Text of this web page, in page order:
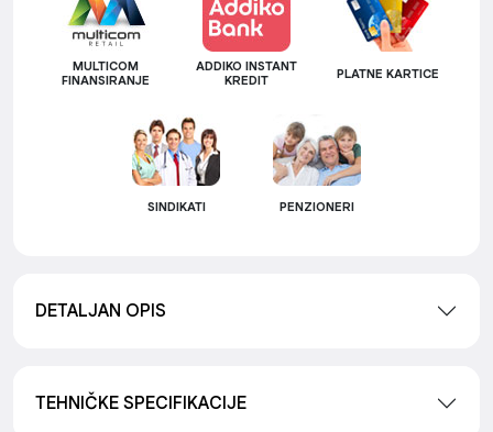
MULTICOM
FINANSIRANJE
ADDIKO INSTANT
KREDIT
PLATNE KARTICE
SINDIKATI PENZIONERI
DETALJAN OPIS
TEHNIČKE SPECIFIKACIJE